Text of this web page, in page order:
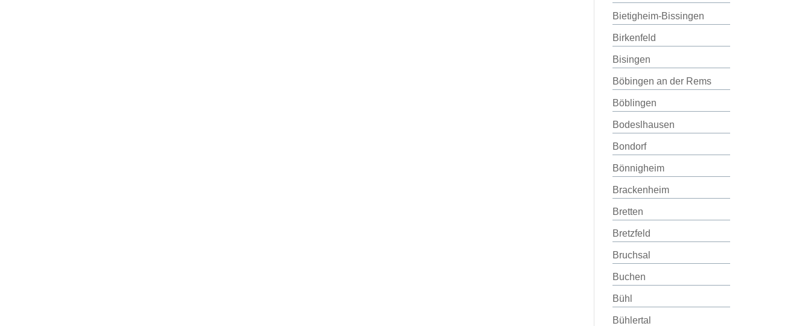
Bietigheim-Bissingen
Birkenfeld
Bisingen
Böbingen an der Rems
Böblingen
Bodeslhausen
Bondorf
Bönnigheim
Brackenheim
Bretten
Bretzfeld
Bruchsal
Buchen
Bühl
Bühlertal